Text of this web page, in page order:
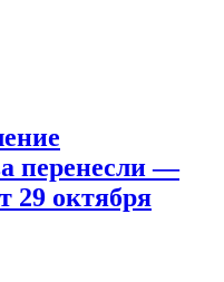
перенесли —
29 октября